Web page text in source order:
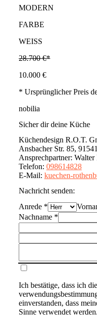
MODERN
FARBE
WEISS
28.700 €*
10.000 €
* Ursprünglicher Preis
nobilia
Sicher dir deine Küche
Küchendesign R.O.T.
Ansbacher Str. 85,
Ansprechpartner: Walter
Telefon: 098614828
E-Mail: kuechen-
Nachricht senden:
Anrede *
Nachname *
Ich bestätige, dass ich die
einverstanden, dass
Sinne verwendet